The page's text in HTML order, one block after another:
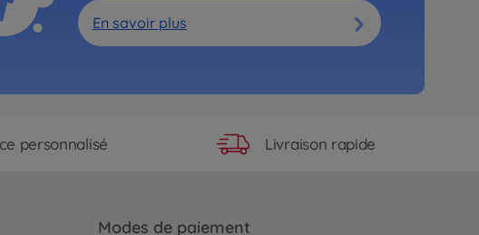
En savoir plus
personnalisé Livraison rapide
Modes de paiement